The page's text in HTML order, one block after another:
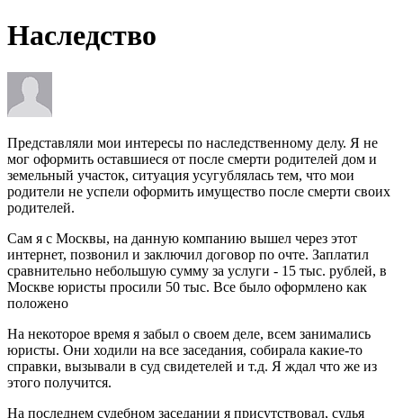
Наследство
Представляли мои интересы по наследственному делу. Я не
мог оформить оставшиеся от после смерти родителей дом и
земельный участок, ситуация усугублялась тем, что мои
родители не успели оформить имущество после смерти своих
родителей.
Сам я с Москвы, на данную компанию вышел через этот
интернет, позвонил и заключил договор по очте. Заплатил
сравнительно небольшую сумму за услуги - 15 тыс. рублей, в
Москве юристы просили 50 тыс. Все было оформлено как
положено
На некоторое время я забыл о своем деле, всем занимались
юристы. Они ходили на все заседания, собирала какие-то
справки, вызывали в суд свидетелей и т.д. Я ждал что же из
этого получится.
На последнем судебном заседании я присутствовал, судья